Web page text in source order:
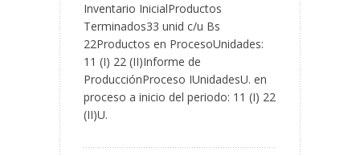
Inventario InicialProductos
Terminados33 unid c/u Bs
22Productos en ProcesoUnidades:
11 (I) 22 (II)Informe de
ProducciónProceso IUnidadesU. en
proceso a inicio del periodo: 11 (I) 22
(II)U.